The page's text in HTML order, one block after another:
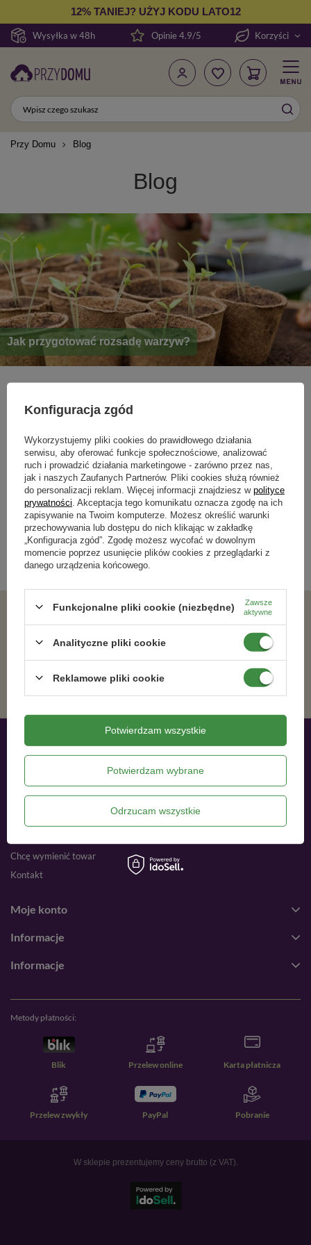
Wysyłka w 48h
12% TANIEJ? UŻYJ KODU LATO12
Opinie 4.9/5 Korzyści
Przy Domu Blog
Blog
Jak przygotować rozsadę warzyw?
Newsletter
Zapisz się do newslettera i bądź na
bieżąco z aktualnymi promocjami
Zgadzam się na otrzymywanie wiadomości marketingowych na podany adres e-mail oraz przetwarzanie danych osobowych zgodnie z
ZAPISZ SIĘ
Moje zamówienia
Status zamówienia
Śledzenie przesyłki
Chcę wymienić towar
Kontakt
Moje konto
Informacje
Informacje
Metody płatności:
Blik Przelew online Karta płatnicza
Przelew zwykły PayPal Pobranie
W sklepie prezentujemy ceny brutto (z VAT).
Konfiguracja zgód
Wykorzystujemy pliki cookies do prawidłowego działania
serwisu, aby oferować funkcje społecznościowe, analizować
ruch i prowadzić działania marketingowe - zarówno przez nas,
jak i naszych Zaufanych Partnerów. Pliki cookies służą również
do personalizacji reklam. Więcej informacji znajdziesz w polityce
prywatności . Akceptacja tego komunikatu oznacza zgodę na ich
zapisywanie na Twoim komputerze. Możesz określić warunki
przechowywania lub dostępu do nich klikając w zakładkę
„Konfiguracja zgód”. Zgodę możesz wycofać w dowolnym
momencie poprzez usunięcie plików cookies z przeglądarki z
danego urządzenia końcowego.
Funkcjonalne pliki cookie (niezbędne)
Zawsze
aktywne
Analityczne pliki cookie
Reklamowe pliki cookie
Potwierdzam wybrane
Odrzucam wszystkie
Potwierdzam wszystkie